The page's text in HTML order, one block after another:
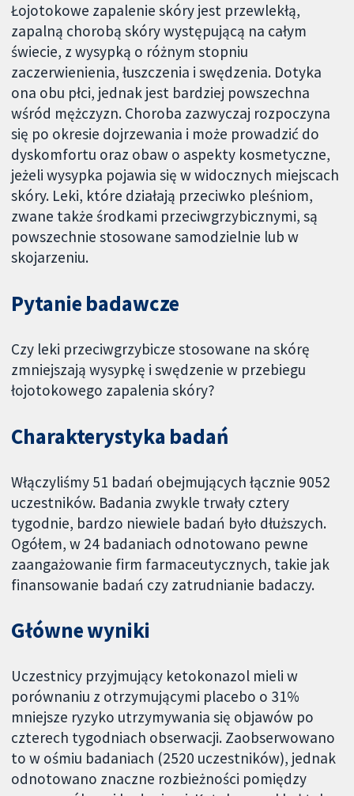
Łojotokowe zapalenie skóry jest przewlekłą,
zapalną chorobą skóry występującą na całym
świecie, z wysypką o różnym stopniu
zaczerwienienia, łuszczenia i swędzenia. Dotyka
ona obu płci, jednak jest bardziej powszechna
wśród mężczyzn. Choroba zazwyczaj rozpoczyna
się po okresie dojrzewania i może prowadzić do
dyskomfortu oraz obaw o aspekty kosmetyczne,
jeżeli wysypka pojawia się w widocznych miejscach
skóry. Leki, które działają przeciwko pleśniom,
zwane także środkami przeciwgrzybicznymi, są
powszechnie stosowane samodzielnie lub w
skojarzeniu.
Pytanie badawcze
Czy leki przeciwgrzybicze stosowane na skórę
zmniejszają wysypkę i swędzenie w przebiegu
łojotokowego zapalenia skóry?
Charakterystyka badań
Włączyliśmy 51 badań obejmujących łącznie 9052
uczestników. Badania zwykle trwały cztery
tygodnie, bardzo niewiele badań było dłuższych.
Ogółem, w 24 badaniach odnotowano pewne
zaangażowanie firm farmaceutycznych, takie jak
finansowanie badań czy zatrudnianie badaczy.
Główne wyniki
Uczestnicy przyjmujący ketokonazol mieli w
porównaniu z otrzymującymi placebo o 31%
mniejsze ryzyko utrzymywania się objawów po
czterech tygodniach obserwacji. Zaobserwowano
to w ośmiu badaniach (2520 uczestników), jednak
odnotowano znaczne rozbieżności pomiędzy